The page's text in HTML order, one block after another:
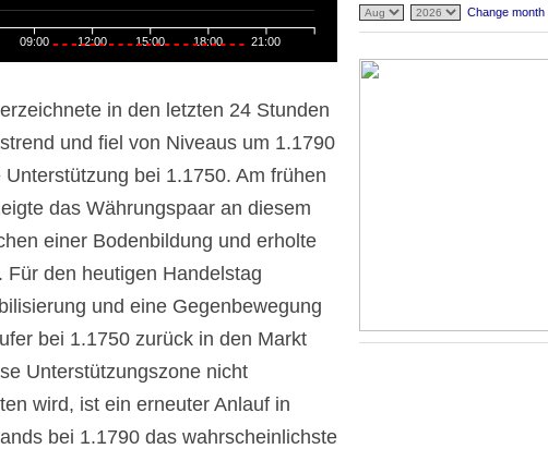
09:00 12:00 15:00 18:00 21:00
in den letzten 24 Stunden
und fiel von Niveaus um 1.1790
bei 1.1750. Am frühen
das Währungspaar an diesem
einer Bodenbildung und erholte
Für den heutigen Handelstag
und eine Gegenbewegung
bei 1.1750 zurück in den Markt
Unterstützungszone nicht
wird, ist ein erneuter Anlauf in
bei 1.1790 das wahrscheinlichste
Change month